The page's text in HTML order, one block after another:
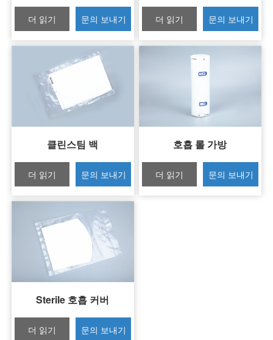
더 읽기 문의 보내기 더 읽기 문의 보내기
클린스팀 백
더 읽기 문의 보내기
호흡 롤 가방
더 읽기 문의 보내기
Sterile 호흡 커버
더 읽기 문의 보내기